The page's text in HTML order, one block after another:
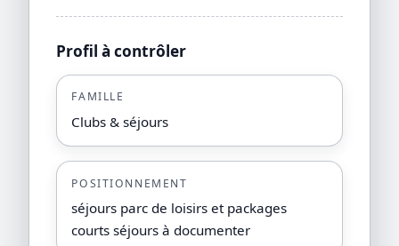
Profil à contrôler
FAMILLE
Clubs & séjours
POSITIONNEMENT
séjours parc de loisirs et packages
courts séjours à documenter